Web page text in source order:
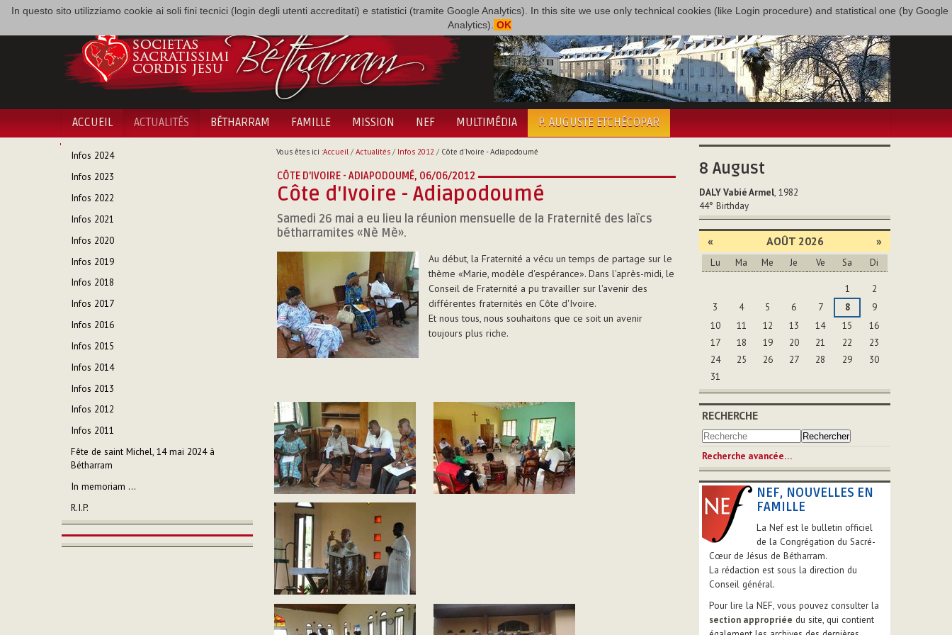
In questo sito utilizziamo cookie ai soli fini tecnici (login degli utenti accreditati) e statistici (tramite Google Analytics). In this site we use only technical cookies (like Login procedure) and statistical one (by Google
Analytics). OK
ACCUEIL ACTUALITÉS BÉTHARRAM FAMILLE MISSION NEF MULTIMÉDIA P. AUGUSTE ETCHÉCOPAR
NAVIGATION
Infos 2024
Infos 2023
Infos 2022
Infos 2021
Infos 2020
Infos 2019
Infos 2018
Infos 2017
Infos 2016
Infos 2015
Infos 2014
Infos 2013
Infos 2012
Infos 2011
Fête de saint Michel, 14 mai 2024 à
Bétharram
In memoriam ...
R.I.P.
Vous êtes ici :Accueil/ Actualités/ Infos 2012 / Côte d'Ivoire - Adiapodoumé
CÔTE D'IVOIRE - ADIAPODOUMÉ, 06/06/2012
Côte d'Ivoire - Adiapodoumé
Samedi 26 mai a eu lieu la réunion mensuelle de la Fraternité des laïcs
bétharramites «Nè Mè».
Au début, la Fraternité a vécu un temps de partage sur le
thème «Marie, modèle d'espérance». Dans l'après-midi, le
Conseil de Fraternité a pu travailler sur l'avenir des
différentes fraternités en Côte d'Ivoire.
Et nous tous, nous souhaitons que ce soit un avenir
toujours plus riche.
8 August
DALY Vabié Armel, 1982
44° Birthday
« AOÛT 2026 »
Lu Ma Me Je Ve Sa Di
1
2
3
4 5 6 7 8
9
10
11 12 13 14 15
16
17
18 19 20 21 22
23
24
25 26 27 28 29
30
31
RECHERCHE
Recherche avancée…
NEF, NOUVELLES EN
FAMILLE
La Nef est le bulletin officiel
de la Congrégation du Sacré-
Cœur de Jésus de Bétharram.
La rédaction est sous la direction du
Conseil général.
Pour lire la NEF, vous pouvez consulter la
section appropriée du site, qui contient